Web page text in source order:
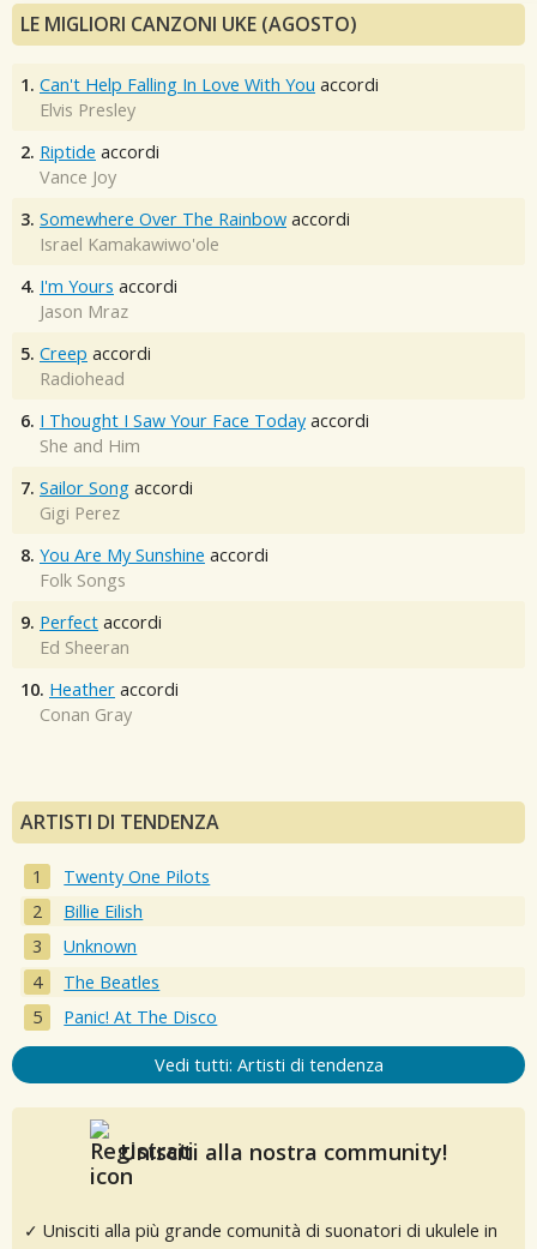
LE MIGLIORI CANZONI UKE (AGOSTO)
1. Can't Help Falling In Love With You accordi
Elvis Presley
2. Riptide accordi
Vance Joy
3. Somewhere Over The Rainbow accordi
Israel Kamakawiwo'ole
4. I'm Yours accordi
Jason Mraz
5. Creep accordi
Radiohead
6. I Thought I Saw Your Face Today accordi
She and Him
7. Sailor Song accordi
Gigi Perez
8. You Are My Sunshine accordi
Folk Songs
9. Perfect accordi
Ed Sheeran
10. Heather accordi
Conan Gray
ARTISTI DI TENDENZA
Twenty One Pilots
Billie Eilish
Unknown
The Beatles
Panic! At The Disco
Vedi tutti: Artisti di tendenza
Unisciti alla nostra community!
✓ Unisciti alla più grande comunità di suonatori di ukulele in